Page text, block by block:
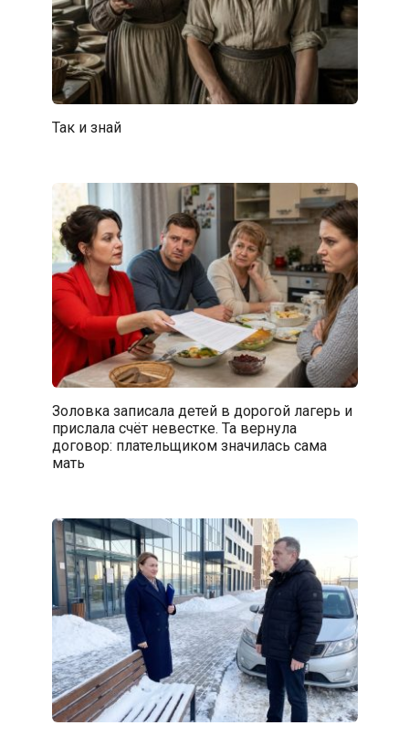
Так и знай
Золовка записала детей в дорогой лагерь и
прислала счёт невестке. Та вернула
договор: плательщиком значилась сама
мать